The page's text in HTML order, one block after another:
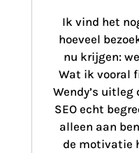
Ik vind het
hoeveel
nu krijgen:
Wat ik vooral
Wendy’s
SEO echt
alleen aan
de motivatie